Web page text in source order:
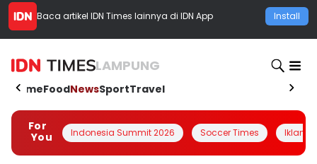
Baca artikel IDN Times lainnya di IDN App Install
LAMPUNG
HomeFoodNewsSportTravel
For
You
Indonesia Summit 2026 Soccer Times Iklanin